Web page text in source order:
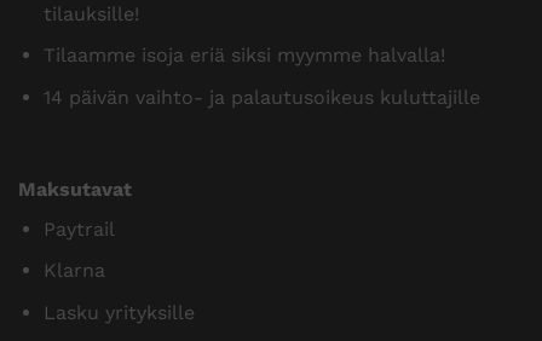
tilauksille!
Tilaamme isoja eriä siksi myymme halvalla!
14 päivän vaihto- ja palautusoikeus kuluttajille
Maksutavat
Paytrail
Klarna
Lasku yrityksille